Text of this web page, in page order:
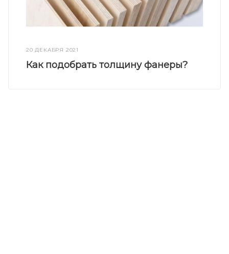
20 ДЕКАБРЯ 2021
Как подобрать толщину фанеры?